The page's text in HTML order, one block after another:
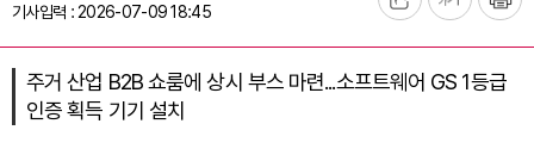
기사입력 : 2026-07-09 18:45
주거 산업 B2B 쇼룸에 상시 부스 마련...소프트웨어 GS 1등급
인증 획득 기기 설치